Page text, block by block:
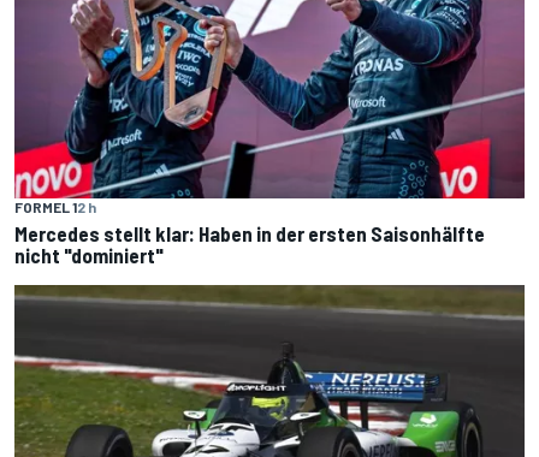
FORMEL 12 h
Mercedes stellt klar: Haben in der ersten Saisonhälfte
nicht "dominiert"